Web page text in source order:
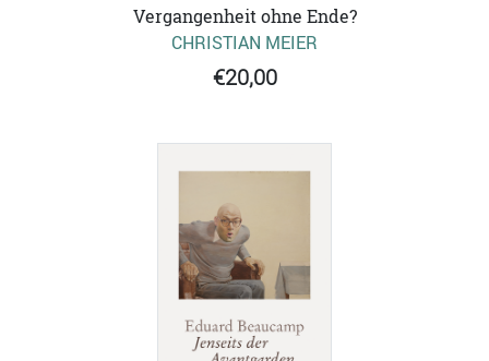
Vergangenheit ohne Ende?
CHRISTIAN MEIER
€20,00